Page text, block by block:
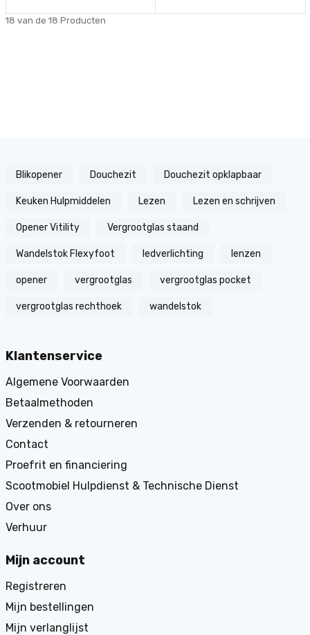
18 van de 18 Producten
Blikopener Douchezit Douchezit opklapbaar
Keuken Hulpmiddelen Lezen Lezen en schrijven
Opener Vitility Vergrootglas staand
Wandelstok Flexyfoot ledverlichting lenzen
opener vergrootglas vergrootglas pocket
vergrootglas rechthoek wandelstok
Klantenservice
Algemene Voorwaarden
Betaalmethoden
Verzenden & retourneren
Contact
Proefrit en financiering
Scootmobiel Hulpdienst & Technische Dienst
Over ons
Verhuur
Mijn account
Registreren
Mijn bestellingen
Mijn verlanglijst